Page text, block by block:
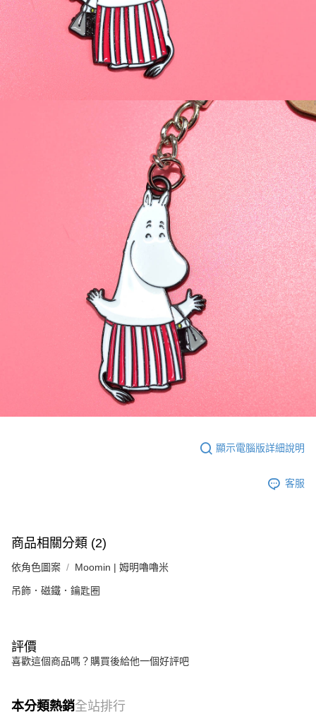
顯示電腦版詳細說明
客服
商品相關分類 (2)
依角色圖案 Moomin | 姆明嚕嚕米
吊飾．磁鐵．鑰匙圈
評價
喜歡這個商品嗎？購買後給他一個好評吧
本分類熱銷全站排行